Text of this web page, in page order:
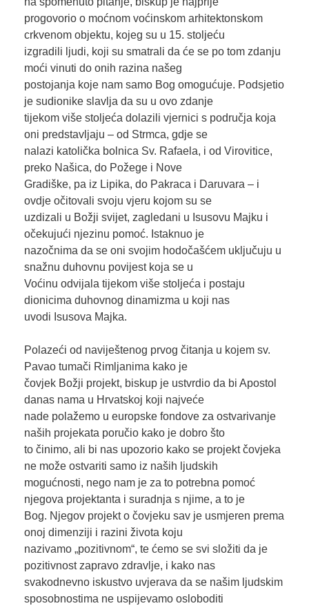
progovorio o moćnom voćinskom arhitektonskom
crkvenom objektu, kojeg su u 15. stoljeću
izgradili ljudi, koji su smatrali da će se po tom zdanju
moći vinuti do onih razina našeg
postojanja koje nam samo Bog omogućuje. Podsjetio
je sudionike slavlja da su u ovo zdanje
tijekom više stoljeća dolazili vjernici s područja koja
oni predstavljaju – od Strmca, gdje se
nalazi katolička bolnica Sv. Rafaela, i od Virovitice,
preko Našica, do Požege i Nove
Gradiške, pa iz Lipika, do Pakraca i Daruvara – i
ovdje očitovali svoju vjeru kojom su se
uzdizali u Božji svijet, zagledani u Isusovu Majku i
očekujući njezinu pomoć. Istaknuo je
nazočnima da se oni svojim hodočašćem uključuju u
snažnu duhovnu povijest koja se u
Voćinu odvijala tijekom više stoljeća i postaju
dionicima duhovnog dinamizma u koji nas
uvodi Isusova Majka.
Polazeći od naviještenog prvog čitanja u kojem sv.
Pavao tumači Rimljanima kako je
čovjek Božji projekt, biskup je ustvrdio da bi Apostol
danas nama u Hrvatskoj koji najveće
nade polažemo u europske fondove za ostvarivanje
naših projekata poručio kako je dobro što
to činimo, ali bi nas upozorio kako se projekt čovjeka
ne može ostvariti samo iz naših ljudskih
mogućnosti, nego nam je za to potrebna pomoć
njegova projektanta i suradnja s njime, a to je
Bog. Njegov projekt o čovjeku sav je usmjeren prema
onoj dimenziji i razini života koju
nazivamo „pozitivnom“, te ćemo se svi složiti da je
pozitivnost zapravo zdravlje, i kako nas
svakodnevno iskustvo uvjerava da se našim ljudskim
sposobnostima ne uspijevamo osloboditi